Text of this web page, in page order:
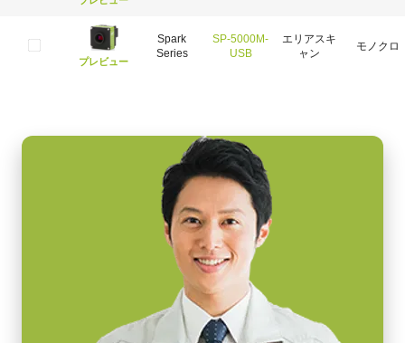
プレビュー
Spark
Series
SP-5000M-
USB
エリアスキ
ャン
モノクロ